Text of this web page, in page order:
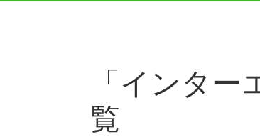
「インタ
覧